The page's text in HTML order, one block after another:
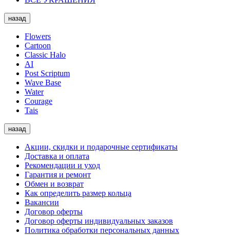
назад
Flowers
Cartoon
Classic Halo
AI
Post Scriptum
Wave Base
Water
Courage
Tais
назад
Акции, скидки и подарочные сертификаты
Доставка и оплата
Рекомендации и уход
Гарантия и ремонт
Обмен и возврат
Как определить размер кольца
Вакансии
Договор оферты
Договор оферты индивидуальных заказов
Политика обработки персональных данных